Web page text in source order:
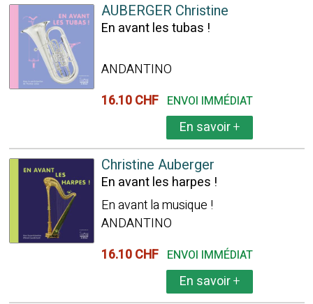
AUBERGER Christine
En avant les tubas !
ANDANTINO
16.10 CHF ENVOI IMMÉDIAT
En savoir+
Christine Auberger
En avant les harpes !
En avant la musique !
ANDANTINO
16.10 CHF ENVOI IMMÉDIAT
En savoir+